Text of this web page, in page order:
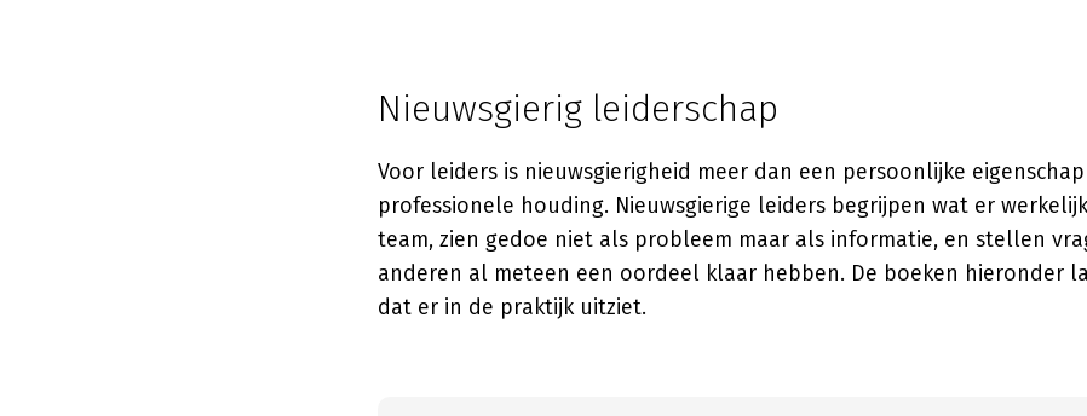
Nieuwsgierig leiderschap
Voor leiders is nieuwsgierigheid meer dan een persoonlijke
professionele houding. Nieuwsgierige leiders begrijpen wat er
team, zien gedoe niet als probleem maar als informatie, en stellen
anderen al meteen een oordeel klaar hebben. De boeken hieronder
dat er in de praktijk uitziet.